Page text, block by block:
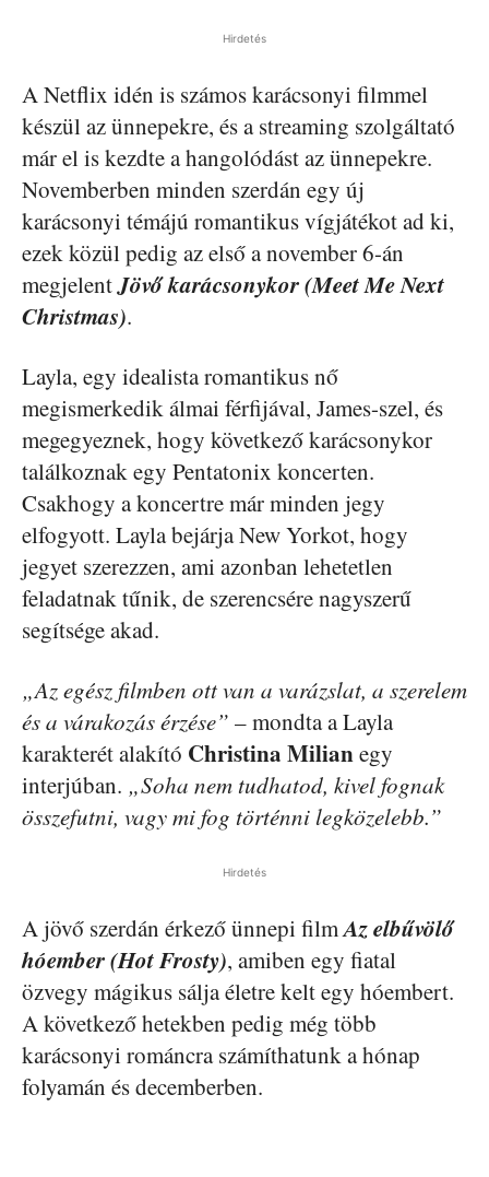
Hirdetés
A Netflix idén is számos karácsonyi filmmel
készül az ünnepekre, és a streaming szolgáltató
már el is kezdte a hangolódást az ünnepekre.
Novemberben minden szerdán egy új
karácsonyi témájú romantikus vígjátékot ad ki,
ezek közül pedig az első a november 6-án
megjelentJövő karácsonykor (Meet Me Next
Christmas).
Layla, egy idealista romantikus nő
megismerkedik álmai férfijával, James-szel, és
megegyeznek, hogy következő karácsonykor
találkoznak egy Pentatonix koncerten.
Csakhogy a koncertre már minden jegy
elfogyott. Layla bejárja New Yorkot, hogy
jegyet szerezzen, ami azonban lehetetlen
feladatnak tűnik, de szerencsére nagyszerű
segítsége akad.
„Az egész filmben ott van a varázslat, a szerelem
és a várakozás érzése” – mondta a Layla
karakterét alakító Christina Milianegy
interjúban. „Soha nem tudhatod, kivel fognak
összefutni, vagy mi fog történni legközelebb.”
Hirdetés
A jövő szerdán érkező ünnepi filmAz elbűvölő
hóember (Hot Frosty), amiben egy fiatal
özvegy mágikus sálja életre kelt egy hóembert.
A következő hetekben pedig még több
karácsonyi románcra számíthatunk a hónap
folyamán és decemberben.